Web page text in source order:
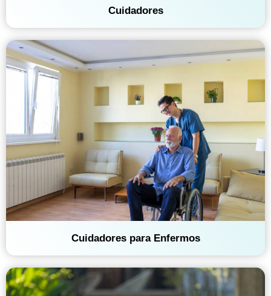
Cuidadores
Cuidadores para Enfermos